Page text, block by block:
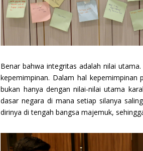
Benar bahwa integritas adalah nilai
kepemimpinan. Dalam hal kepemimpinan
bukan hanya dengan nilai-nilai utama
dasar negara di mana setiap silanya
dirinya di tengah bangsa majemuk,